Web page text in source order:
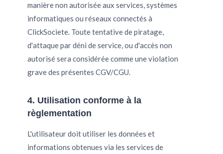
manière non autorisée aux services, systèmes
informatiques ou réseaux connectés à
ClickSociete. Toute tentative de piratage,
d'attaque par déni de service, ou d'accès non
autorisé sera considérée comme une violation
grave des présentes CGV/CGU.
4. Utilisation conforme à la
règlementation
L'utilisateur doit utiliser les données et
informations obtenues via les services de